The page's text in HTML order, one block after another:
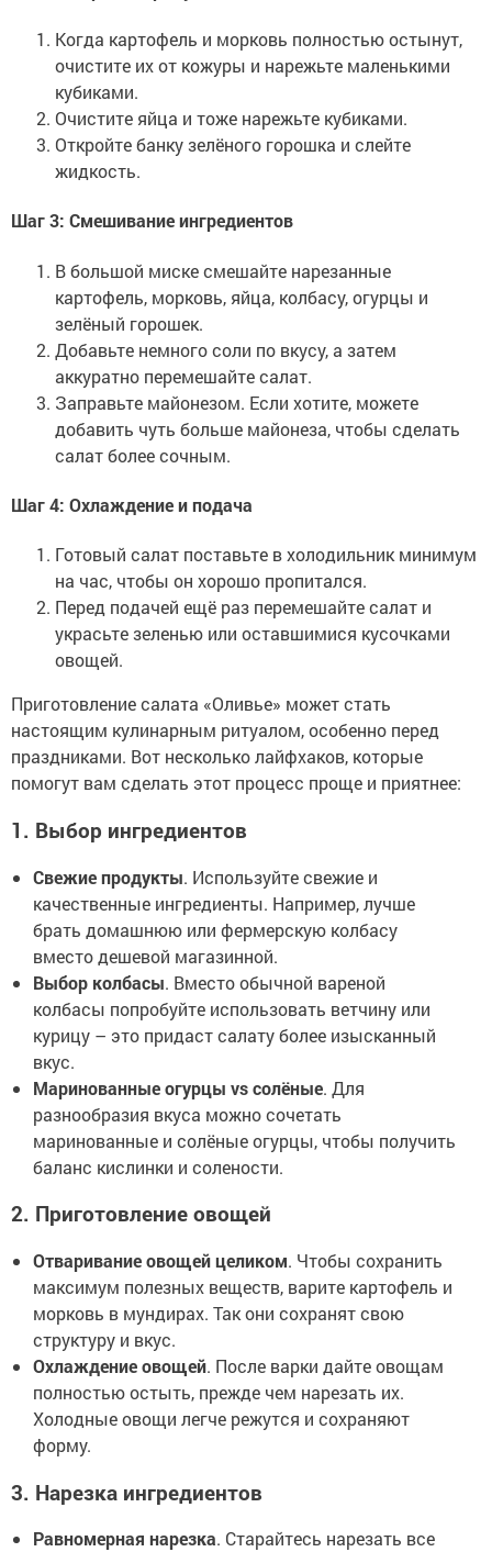
Когда картофель и морковь полностью остынут,
очистите их от кожуры и нарежьте маленькими
кубиками.
Очистите яйца и тоже нарежьте кубиками.
Откройте банку зелёного горошка и слейте
жидкость.
Шаг 3: Смешивание ингредиентов
В большой миске смешайте нарезанные
картофель, морковь, яйца, колбасу, огурцы и
зелёный горошек.
Добавьте немного соли по вкусу, а затем
аккуратно перемешайте салат.
Заправьте майонезом. Если хотите, можете
добавить чуть больше майонеза, чтобы сделать
салат более сочным.
Шаг 4: Охлаждение и подача
Готовый салат поставьте в холодильник минимум
на час, чтобы он хорошо пропитался.
Перед подачей ещё раз перемешайте салат и
украсьте зеленью или оставшимися кусочками
овощей.
Приготовление салата «Оливье» может стать
настоящим кулинарным ритуалом, особенно перед
праздниками. Вот несколько лайфхаков, которые
помогут вам сделать этот процесс проще и приятнее:
1. Выбор ингредиентов
Свежие продукты. Используйте свежие и
качественные ингредиенты. Например, лучше
брать домашнюю или фермерскую колбасу
вместо дешевой магазинной.
Выбор колбасы. Вместо обычной вареной
колбасы попробуйте использовать ветчину или
курицу – это придаст салату более изысканный
вкус.
Маринованные огурцы vs солёные. Для
разнообразия вкуса можно сочетать
маринованные и солёные огурцы, чтобы получить
баланс кислинки и солености.
2. Приготовление овощей
Отваривание овощей целиком. Чтобы сохранить
максимум полезных веществ, варите картофель и
морковь в мундирах. Так они сохранят свою
структуру и вкус.
Охлаждение овощей. После варки дайте овощам
полностью остыть, прежде чем нарезать их.
Холодные овощи легче режутся и сохраняют
форму.
3. Нарезка ингредиентов
Равномерная нарезка. Старайтесь нарезать все